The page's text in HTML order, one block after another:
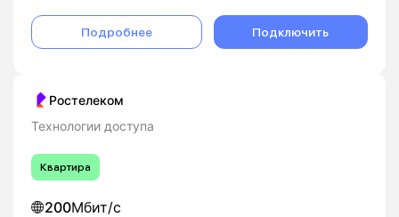
Подробнее Подключить
Ростелеком
Технологии доступа
Квартира
200Мбит/с